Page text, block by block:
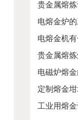
贵金属熔
电熔金炉
电熔金机
贵金属熔
电磁炉熔
定制熔金
工业用熔